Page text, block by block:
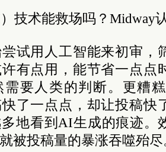
技术能救场吗？Midway
试用人工智能来初审，
有点用，能节省一点点
需要人类的判断。更糟
了一点点，却让投稿快
地看到AI生成的痕迹。
被投稿量的暴涨吞噬殆尽